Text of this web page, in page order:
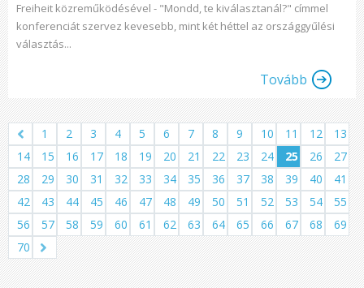
Freiheit közreműködésével - "Mondd, te kiválasztanál?" címmel
konferenciát szervez kevesebb, mint két héttel az országgyűlési
választás...
Tovább
1 2 3 4 5 6 7 8 9 10 11 12
13
14
15 16 17 18 19 20 21 22 23 24 25 26
27
28
29 30 31 32 33 34 35 36 37 38 39 40
41
42
43 44 45 46 47 48 49 50 51 52 53 54
55
56
57 58 59 60 61 62 63 64 65 66 67 68
69
70